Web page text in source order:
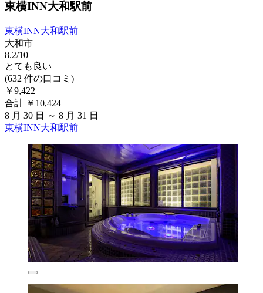
東横INN大和駅前
東横INN大和駅前
大和市
8.2/10
とても良い
(632 件の口コミ)
￥9,422
合計 ￥10,424
8 月 30 日 ～ 8 月 31 日
東横INN大和駅前